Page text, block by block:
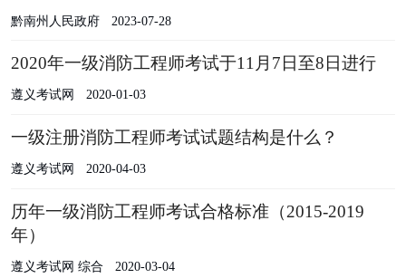
黔南州人民政府 2023-07-28
2020年一级消防工程师考试于11月7日至8日进行
遵义考试网 2020-01-03
一级注册消防工程师考试试题结构是什么？
遵义考试网 2020-04-03
历年一级消防工程师考试合格标准（2015-2019
年）
遵义考试网 综合 2020-03-04